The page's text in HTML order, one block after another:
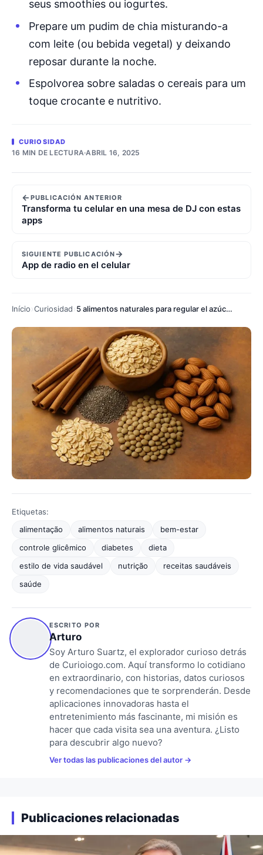
seus smoothies ou iogurtes.
Prepare um pudim de chia misturando-a
com leite (ou bebida vegetal) y deixando
reposar durante la noche.
Espolvorea sobre saladas o cereais para um
toque crocante e nutritivo.
CURIOSIDAD
16 MIN DE LECTURA·ABRIL 16, 2025
←PUBLICACIÓN ANTERIOR
Transforma tu celular en una mesa de DJ con estas
apps
SIGUIENTE PUBLICACIÓN→
App de radio en el celular
Início Curiosidad 5 alimentos naturales para regular el azúcar en la sangre
Etiquetas:
alimentação
alimentos naturais
bem-estar
controle glicêmico
diabetes
dieta
estilo de vida saudável
nutrição
receitas saudáveis
saúde
ESCRITO POR
Arturo
Soy Arturo Suartz, el explorador curioso detrás
de Curioiogo.com. Aquí transformo lo cotidiano
en extraordinario, con historias, datos curiosos
y recomendaciones que te sorprenderán. Desde
aplicaciones innovadoras hasta el
entretenimiento más fascinante, mi misión es
hacer que cada visita sea una aventura. ¿Listo
para descubrir algo nuevo?
Ver todas las publicaciones del autor
Publicaciones relacionadas